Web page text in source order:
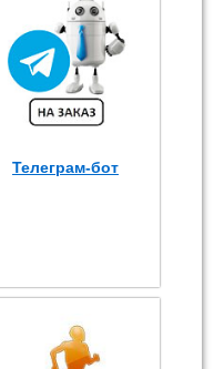
Телеграм-бот